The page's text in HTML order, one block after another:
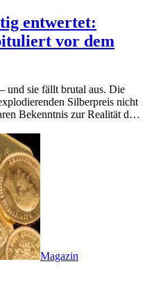
entwertet:
vor dem
und sie fällt brutal aus. Die
Silberpreis nicht
Bekenntnis zur Realität d…
Magazin